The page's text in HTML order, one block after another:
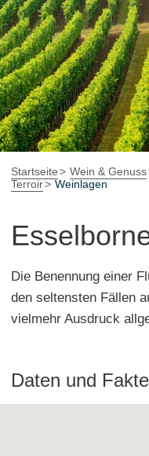
Shop
Startseite Wein & Genuss
Terroir
Weinlagen
Die Benennung einer
den seltensten Fällen
vielmehr Ausdruck
Daten und